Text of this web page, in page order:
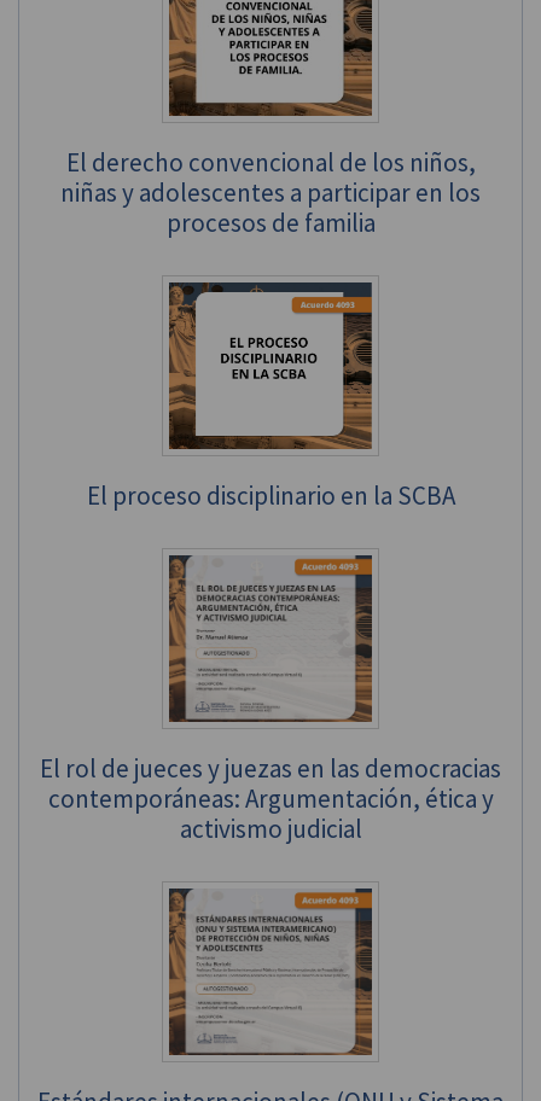
El derecho convencional de los niños,
niñas y adolescentes a participar en los
procesos de familia
El proceso disciplinario en la SCBA
El rol de jueces y juezas en las democracias
contemporáneas: Argumentación, ética y
activismo judicial